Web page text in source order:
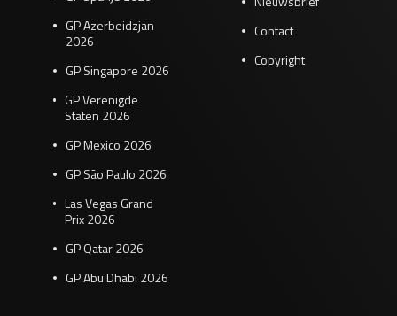
GP Azerbeidzjan
2026
GP Singapore 2026
GP Verenigde
Staten 2026
GP Mexico 2026
GP São Paulo 2026
Las Vegas Grand
Prix 2026
GP Qatar 2026
GP Abu Dhabi 2026
Contact
Copyright